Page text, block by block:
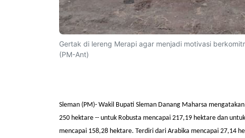
Gertak di lereng Merapi agar menjadi motivasi
(PM-Ant)
Sleman (PM)- Wakil Bupati Sleman Danang Maharsa
250 hektare -- untuk Robusta mencapai 217,19 hektare dan
mencapai 158,28 hektare. Terdiri dari Arabika mencapai 27,14